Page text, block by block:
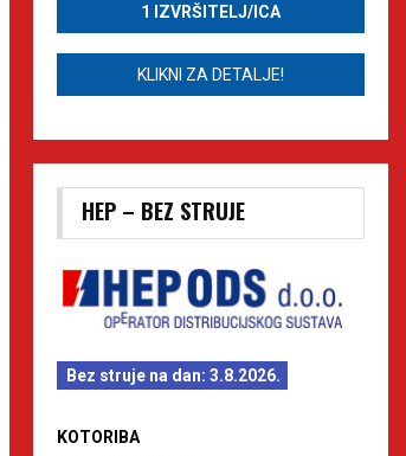
1 IZVRŠITELJ/ICA
KLIKNI ZA DETALJE!
HEP – BEZ STRUJE
Bez struje na dan: 3.8.2026.
KOTORIBA